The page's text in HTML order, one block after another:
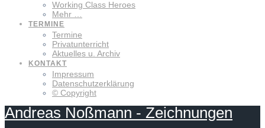
Working Class Heroes
Mehr …
TERMINE
Termine
Privatunterricht
Aktuelles u. Archiv
KONTAKT
Impressum
Datenschutzerklärung
© Copyright
Andreas Noßmann - Zeichnungen